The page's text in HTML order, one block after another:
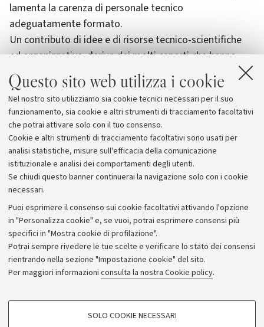
Questo sito web utilizza i cookie
Nel nostro sito utilizziamo sia cookie tecnici necessari per il suo
funzionamento, sia cookie e altri strumenti di tracciamento facoltativi
che potrai attivare solo con il tuo consenso.
Cookie e altri strumenti di tracciamento facoltativi sono usati per
analisi statistiche, misure sull'efficacia della comunicazione
istituzionale e analisi dei comportamenti degli utenti.
Se chiudi questo banner continuerai la navigazione solo con i cookie
necessari.
Puoi esprimere il consenso sui cookie facoltativi attivando l'opzione
in "Personalizza cookie" e, se vuoi, potrai esprimere consensi più
specifici in "Mostra cookie di profilazione".
Potrai sempre rivedere le tue scelte e verificare lo stato dei consensi
rientrando nella sezione "Impostazione cookie" del sito.
Per maggiori informazioni consulta la nostra Cookie policy.
COOKIE DI PROFILAZIONE - FACOLTATIVI
SOLO COOKIE NECESSARI
lamenta la carenza di personale tecnico
adeguatamente formato.
Un contributo di idee e di risorse tecnico-scientifiche
ed organizzative, deriva dai molti esperti che hanno
aderito con favore a questa iniziativa. E il prossimo
passo lo compirà il Gruppo Nazionale di Bioingegneria
ospitando a settembre, presso la scuola estiva 2003, un
incontro volto ad avviare concreti programmi di
collaborazione.
Archivio
Comunicati stampa
Redazione
Rassegna stampa